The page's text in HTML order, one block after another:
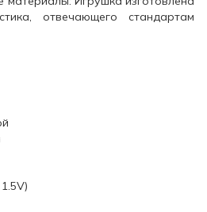
отвечающего стандартам